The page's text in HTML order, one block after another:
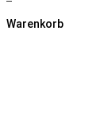
Warenkorb